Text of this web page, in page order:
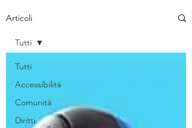
Articoli
Tutti
Accessibilità
Comunità
Diritti
Tutti